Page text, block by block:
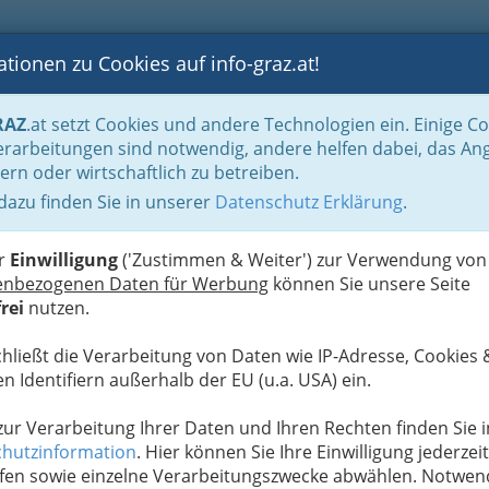
BLOGS FOTOS GASTRONOMIE BRANCHEN
zu Cookies auf info-graz.at!
.at setzt Cookies und andere Technologien ein. Einige
sind notwendig, andere helfen dabei, das
oder wirtschaftlich zu betreiben.
finden Sie in unserer Datenschutz Erklärung.
Einwilligung('Zustimmen & Weiter') zur Verwendung von
Daten für Werbung können Sie unsere Seite
nutzen.
die Verarbeitung von Daten wie IP-Adresse, Cookies
Identifiern außerhalb der EU (u.a. USA) ein.
Verarbeitung Ihrer Daten und Ihren Rechten finden Sie
. Hier können Sie Ihre Einwilligung jederzeit
sowie einzelne Verarbeitungszwecke abwählen.
Der Handel nach WKO-Gliederung Einrichtungsfachhandel - Möbelhandel